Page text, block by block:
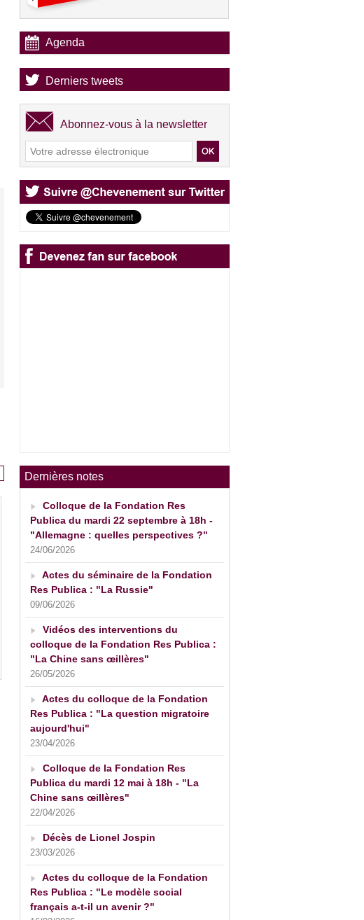
Agenda
Derniers tweets
Abonnez-vous à la newsletter
Dernières notes
Colloque de la Fondation Res
Publica du mardi 22 septembre à 18h -
"Allemagne : quelles perspectives ?"
24/06/2026
Actes du séminaire de la Fondation
Res Publica : "La Russie"
09/06/2026
Vidéos des interventions du
colloque de la Fondation Res Publica :
"La Chine sans œillères"
26/05/2026
Actes du colloque de la Fondation
Res Publica : "La question migratoire
aujourd'hui"
23/04/2026
Colloque de la Fondation Res
Publica du mardi 12 mai à 18h - "La
Chine sans œillères"
22/04/2026
Décès de Lionel Jospin
23/03/2026
Actes du colloque de la Fondation
Res Publica : "Le modèle social
français a-t-il un avenir ?"